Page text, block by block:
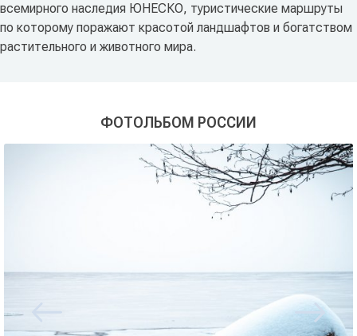
всемирного наследия ЮНЕСКО, туристические маршруты
по которому поражают красотой ландшафтов и богатством
растительного и животного мира.
ФОТОЛЬБОМ РОССИИ